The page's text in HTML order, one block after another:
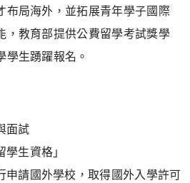
布局海外，並拓展青年學子國際
，教育部提供公費留學考試獎學
生踴躍報名。
面試
生資格」
申請國外學校，取得國外入學許可